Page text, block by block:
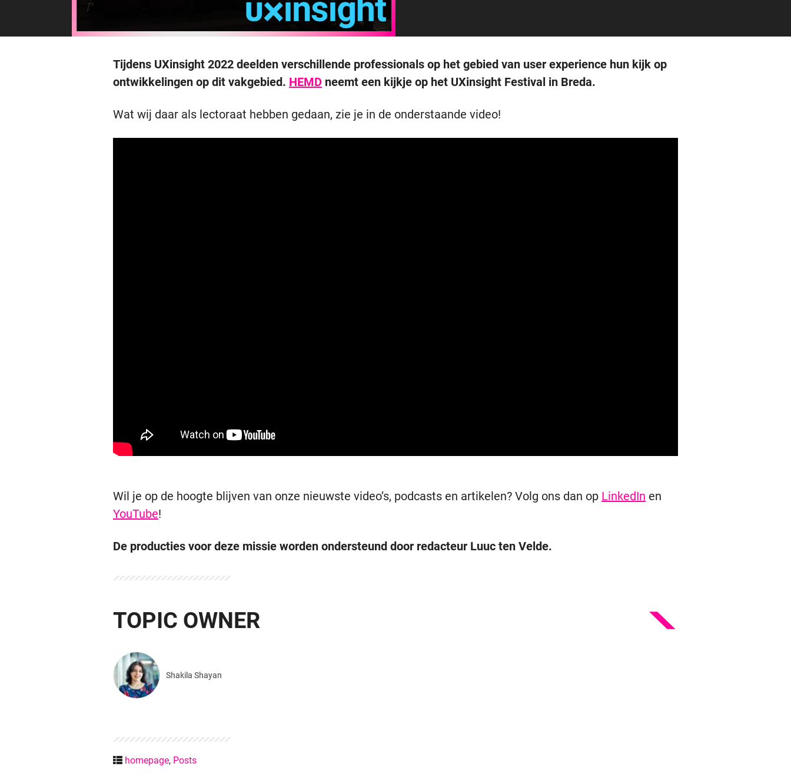
Tijdens UXinsight 2022 deelden verschillende professionals op het gebied van user experience hun kijk op
ontwikkelingen op dit vakgebied. HEMD neemt een kijkje op het UXinsight Festival in Breda.
Wat wij daar als lectoraat hebben gedaan, zie je in de onderstaande video!
Wil je op de hoogte blijven van onze nieuwste video’s, podcasts en artikelen? Volg ons dan op LinkedIn en
YouTube!
De producties voor deze missie worden ondersteund door redacteur Luuc ten Velde.
TOPIC OWNER
Shakila Shayan
homepage, Posts